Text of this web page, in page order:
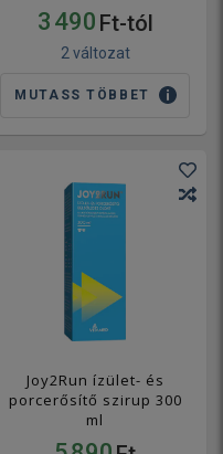
3 490 Ft-tól
2 változat
MUTASS TÖBBET
Joy2Run ízület- és
porcerősítő szirup 300
ml